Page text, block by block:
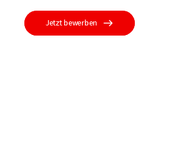
Jetzt bewerben